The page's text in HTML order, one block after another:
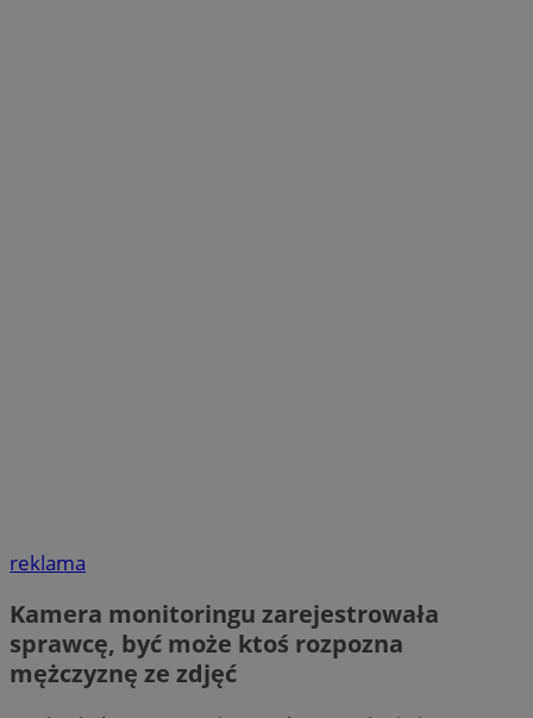
reklama
Kamera monitoringu zarejestrowała
sprawcę, być może ktoś rozpozna
mężczyznę ze zdjęć